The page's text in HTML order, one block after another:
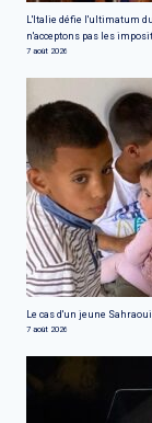
L'Italie défie l'ultimatum
n'acceptons pas les
7 août 2026
Le cas d'un jeune
7 août 2026